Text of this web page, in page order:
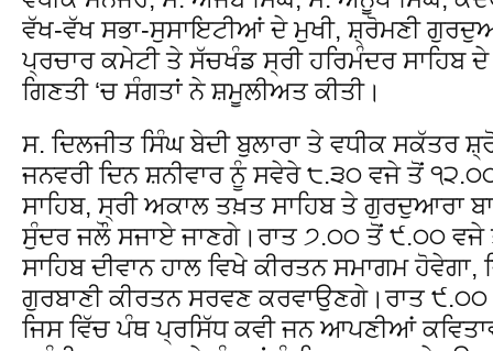
ਵੱਖ-ਵੱਖ ਸਭਾ-ਸੁਸਾਇਟੀਆਂ ਦੇ ਮੁਖੀ, ਸ਼੍ਰੋਮਣੀ
ਪ੍ਰਚਾਰ ਕਮੇਟੀ ਤੇ ਸੱਚਖੰਡ ਸ੍ਰੀ ਹਰਿਮੰਦਰ ਸਾਹਿਬ
ਗਿਣਤੀ ‘ਚ ਸੰਗਤਾਂ ਨੇ ਸ਼ਮੂਲੀਅਤ ਕੀਤੀ।
ਸ. ਦਿਲਜੀਤ ਸਿੰਘ ਬੇਦੀ ਬੁਲਾਰਾ ਤੇ ਵਧੀਕ ਸਕੱਤਰ
ਜਨਵਰੀ ਦਿਨ ਸ਼ਨੀਵਾਰ ਨੂੰ ਸਵੇਰੇ ੮.੩੦ ਵਜੇ ਤੋਂ
ਸਾਹਿਬ, ਸ੍ਰੀ ਅਕਾਲ ਤਖ਼ਤ ਸਾਹਿਬ ਤੇ ਗੁਰਦੁਆਰਾ
ਸੁੰਦਰ ਜਲੌ ਸਜਾਏ ਜਾਣਗੇ।ਰਾਤ ੭.੦੦ ਤੋਂ ੯.੦੦ ਵਜੇ
ਸਾਹਿਬ ਦੀਵਾਨ ਹਾਲ ਵਿਖੇ ਕੀਰਤਨ ਸਮਾਗਮ ਹੋਵੇਗਾ,
ਗੁਰਬਾਣੀ ਕੀਰਤਨ ਸਰਵਣ ਕਰਵਾਉਣਗੇ।ਰਾਤ
ਜਿਸ ਵਿੱਚ ਪੰਥ ਪ੍ਰਸਿੱਧ ਕਵੀ ਜਨ ਆਪਣੀਆਂ